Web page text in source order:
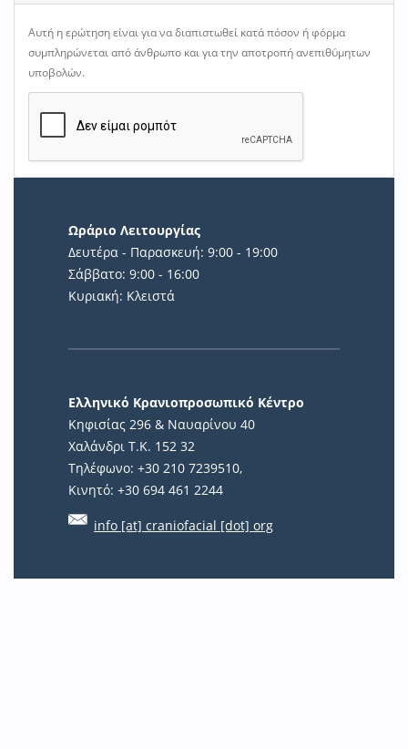
Αυτή η ερώτηση είναι για να διαπιστωθεί κατά πόσον ή φόρμα
συμπληρώνεται από άνθρωπο και για την αποτροπή ανεπιθύμητων
υποβολών.
Ωράριο Λειτουργίας
Δευτέρα - Παρασκευή: 9:00 - 19:00
Σάββατο: 9:00 - 16:00
Κυριακή: Κλειστά
Ελληνικό Κρανιοπροσωπικό Κέντρο
Κηφισίας 296 & Ναυαρίνου 40
Χαλάνδρι Τ.Κ. 152 32
Τηλέφωνο: +30 210 7239510,
Κινητό: +30 694 461 2244
info [at] craniofacial [dot] org